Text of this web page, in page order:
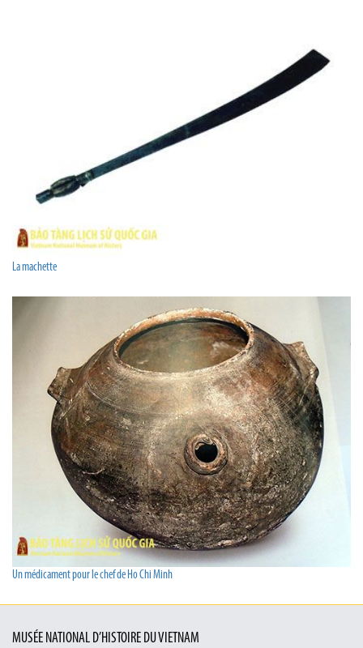
La machette
Un médicament pour le chef de Ho Chi Minh
MUSÉE NATIONAL D’HISTOIRE DU VIETNAM